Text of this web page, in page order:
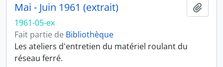
Mai - Juin 1961 (extrait)
1961-05-ex
Fait partie de Bibliothèque
Les ateliers d'entretien du matériel roulant du
réseau ferré.